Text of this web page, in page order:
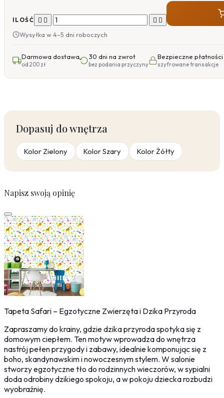
ILOŚĆ    
Wysyłka w 4–5 dni roboczych
Darmowa dostawa
od 200 zł
30 dni na zwrot
bez podania przyczyny
Bezpieczne płatności
szyfrowane transakcje
Dopasuj do wnętrza
Kolor Zielony Kolor Szary Kolor Żółty
Napisz swoją opinię
Tapeta Safari – Egzotyczne Zwierzęta i Dzika Przyroda
Zapraszamy do krainy, gdzie dzika przyroda spotyka się z
domowym ciepłem. Ten motyw wprowadza do wnętrza
nastrój pełen przygody i zabawy, idealnie komponując się z
boho, skandynawskim i nowoczesnym stylem. W salonie
stworzy egzotyczne tło do rodzinnych wieczorów, w sypialni
doda odrobiny dzikiego spokoju, a w pokoju dziecka rozbudzi
wyobraźnię.